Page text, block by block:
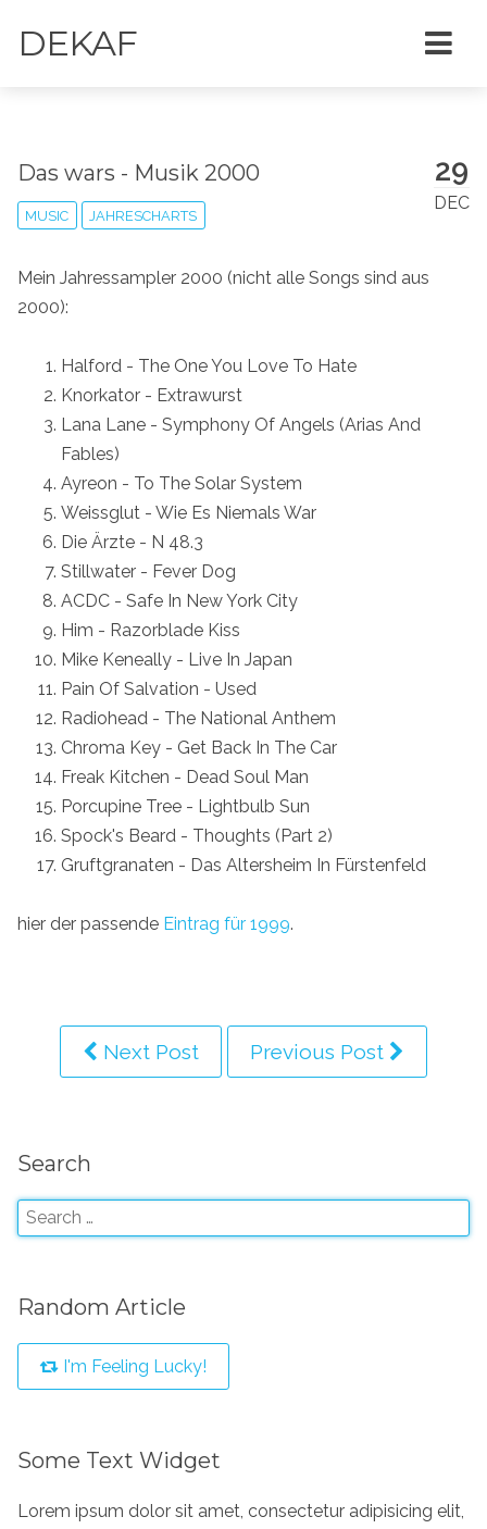
DEKAF
29
DEC
Das wars - Musik 2000
MUSIC JAHRESCHARTS
Mein Jahressampler 2000 (nicht alle Songs sind aus
2000):
Halford - The One You Love To Hate
Knorkator - Extrawurst
Lana Lane - Symphony Of Angels (Arias And
Fables)
Ayreon - To The Solar System
Weissglut - Wie Es Niemals War
Die Ärzte - N 48.3
Stillwater - Fever Dog
ACDC - Safe In New York City
Him - Razorblade Kiss
Mike Keneally - Live In Japan
Pain Of Salvation - Used
Radiohead - The National Anthem
Chroma Key - Get Back In The Car
Freak Kitchen - Dead Soul Man
Porcupine Tree - Lightbulb Sun
Spock's Beard - Thoughts (Part 2)
Gruftgranaten - Das Altersheim In Fürstenfeld
hier der passende Eintrag für 1999.
Next Post Previous Post
Search
Random Article
I'm Feeling Lucky!
Some Text Widget
Lorem ipsum dolor sit amet, consectetur adipisicing elit,